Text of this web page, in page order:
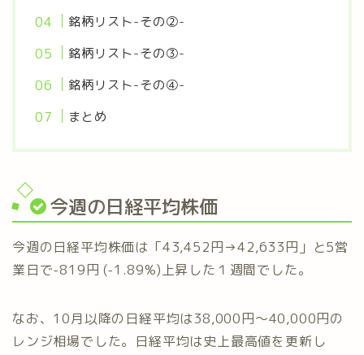
銘柄リスト-その②-
銘柄リスト-その③-
銘柄リスト-その④-
まとめ
今週の日経平均株価
今週の日経平均株価は「43,452円→42,633円」と5営
業日で-819円 (-1.89%)上昇した１週間でした。
なお、10月以降の日経平均は38,000円～40,000円の
レンジ相場でした。日経平均は史上最高値を更新し